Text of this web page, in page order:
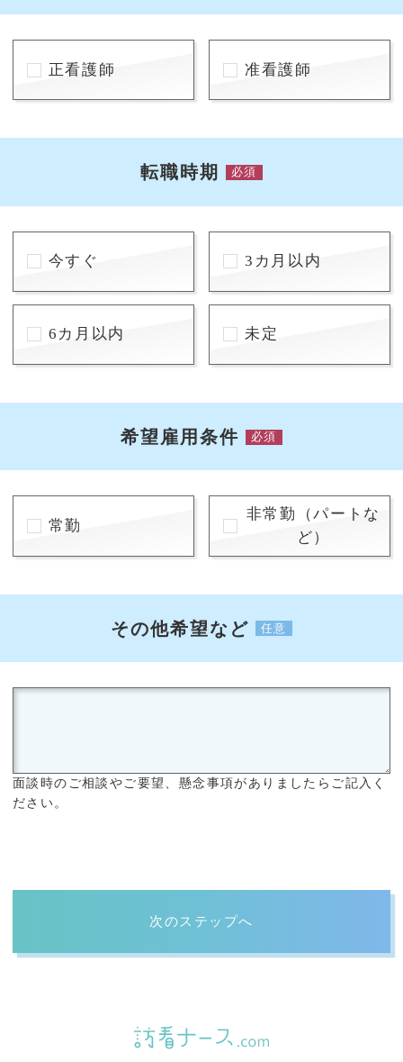
正看護師 准看護師
転職時期 必須
今すぐ 3カ月以内
6カ月以内 未定
希望雇用条件 必須
常勤
非常勤（パートな
ど）
その他希望など 任意
面談時のご相談やご要望、懸念事項がありましたらご記入く
ださい。
次のステップへ